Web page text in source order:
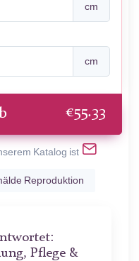
cm
cm
€55.33
Katalog ist
Reproduktion
Pflege &